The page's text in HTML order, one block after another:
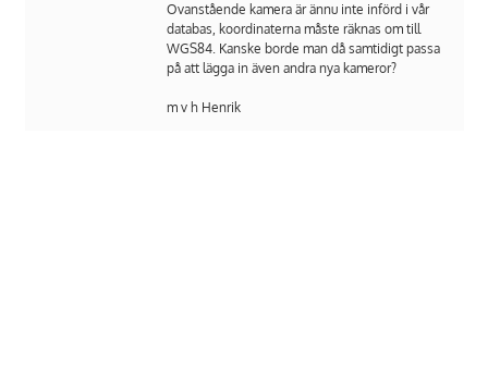
Ovanstående kamera är ännu inte införd i vår
databas, koordinaterna måste räknas om till
WGS84. Kanske borde man då samtidigt passa
på att lägga in även andra nya kameror?
m v h Henrik